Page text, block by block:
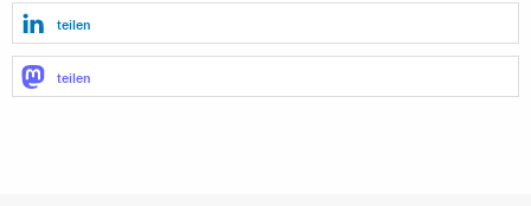
teilen
teilen